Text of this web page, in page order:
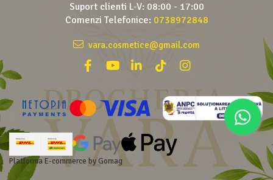
Suport clienti L-V: 08:00 - 17:00
Comenzi Telefonice: 0738972848
vara.cosmetice@gmail.com
Platforma E-commerce by Gomag